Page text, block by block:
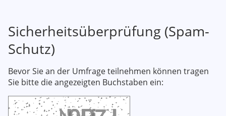
Sicherheitsüberprüfung (Spam-
Schutz)
Bevor Sie an der Umfrage teilnehmen können tragen
Sie bitte die angezeigten Buchstaben ein: